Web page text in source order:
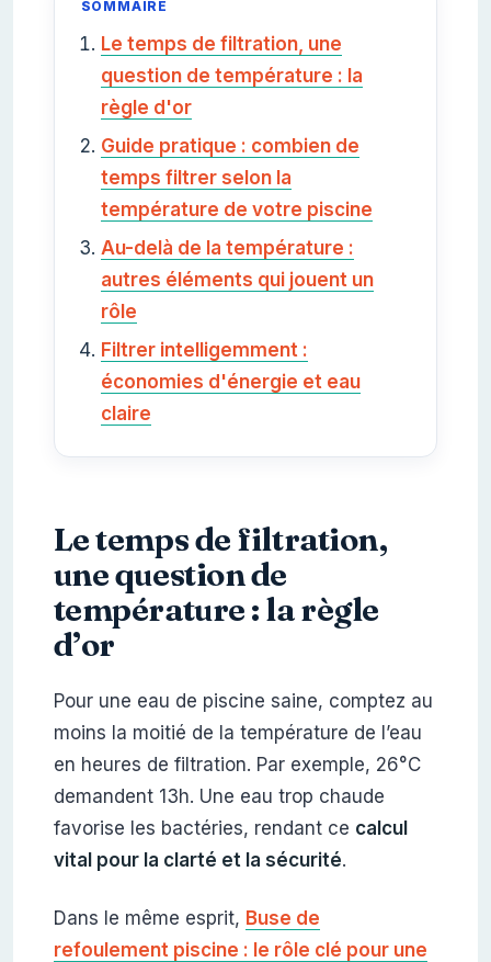
SOMMAIRE
Le temps de filtration, une
question de température : la
règle d'or
Guide pratique : combien de
temps filtrer selon la
température de votre piscine
Au-delà de la température :
autres éléments qui jouent un
rôle
Filtrer intelligemment :
économies d'énergie et eau
claire
Le temps de filtration,
une question de
température : la règle
d’or
Pour une eau de piscine saine, comptez au
moins la moitié de la température de l’eau
en heures de filtration. Par exemple, 26°C
demandent 13h. Une eau trop chaude
favorise les bactéries, rendant ce calcul
vital pour la clarté et la sécurité.
Dans le même esprit, Buse de
refoulement piscine : le rôle clé pour une